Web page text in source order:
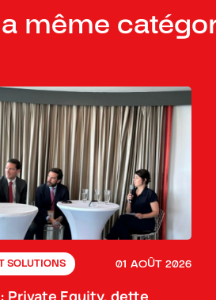
même
SOLUTIONS 01 AOÛT 2026
Private Equity, dette